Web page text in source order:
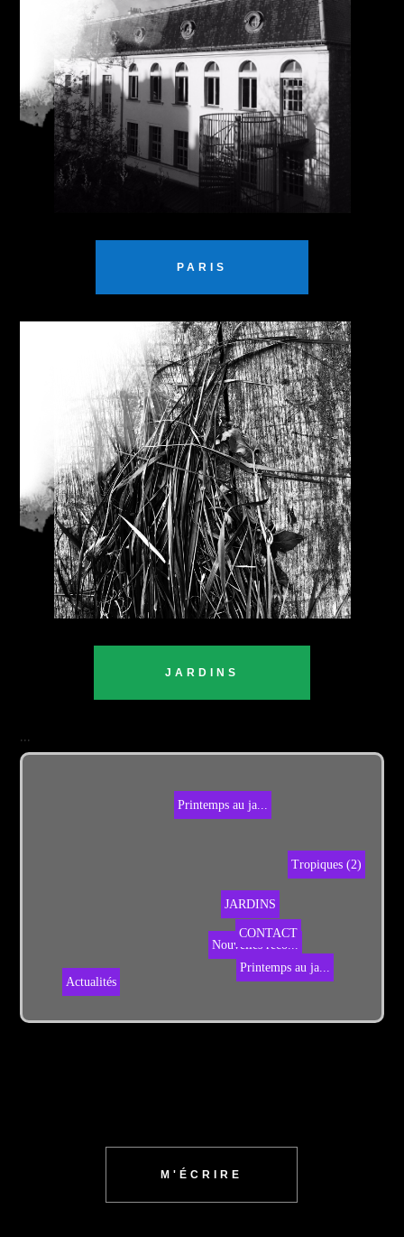
PARIS
JARDINS
...
Nouvelles réco...
Printemps au ja...
Printemps au ja...
Actualités
CONTACT
Tropiques (2)
M'ÉCRIRE